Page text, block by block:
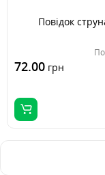
Повідок
72.00 грн